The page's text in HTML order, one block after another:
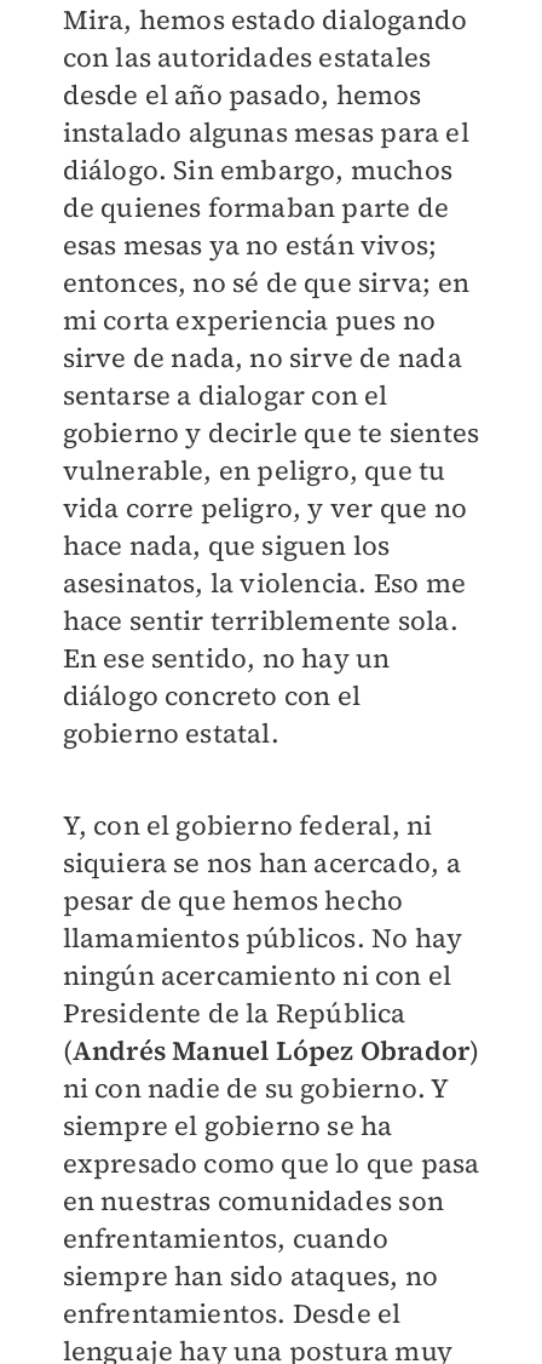
Mira, hemos estado dialogando
con las autoridades estatales
desde el año pasado, hemos
instalado algunas mesas para el
diálogo. Sin embargo, muchos
de quienes formaban parte de
esas mesas ya no están vivos;
entonces, no sé de que sirva; en
mi corta experiencia pues no
sirve de nada, no sirve de nada
sentarse a dialogar con el
gobierno y decirle que te sientes
vulnerable, en peligro, que tu
vida corre peligro, y ver que no
hace nada, que siguen los
asesinatos, la violencia. Eso me
hace sentir terriblemente sola.
En ese sentido, no hay un
diálogo concreto con el
gobierno estatal.
Y, con el gobierno federal, ni
siquiera se nos han acercado, a
pesar de que hemos hecho
llamamientos públicos. No hay
ningún acercamiento ni con el
Presidente de la República
(Andrés Manuel López Obrador)
ni con nadie de su gobierno. Y
siempre el gobierno se ha
expresado como que lo que pasa
en nuestras comunidades son
enfrentamientos, cuando
siempre han sido ataques, no
enfrentamientos. Desde el
lenguaje hay una postura muy